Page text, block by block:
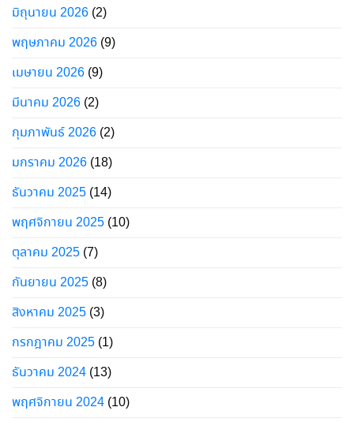
มิถุนายน 2026 (2)
พฤษภาคม 2026 (9)
เมษายน 2026 (9)
มีนาคม 2026 (2)
กุมภาพันธ์ 2026 (2)
มกราคม 2026 (18)
ธันวาคม 2025 (14)
พฤศจิกายน 2025 (10)
ตุลาคม 2025 (7)
กันยายน 2025 (8)
สิงหาคม 2025 (3)
กรกฎาคม 2025 (1)
ธันวาคม 2024 (13)
พฤศจิกายน 2024 (10)